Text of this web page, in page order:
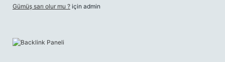
Gümüş sarı olur mu ? için admin